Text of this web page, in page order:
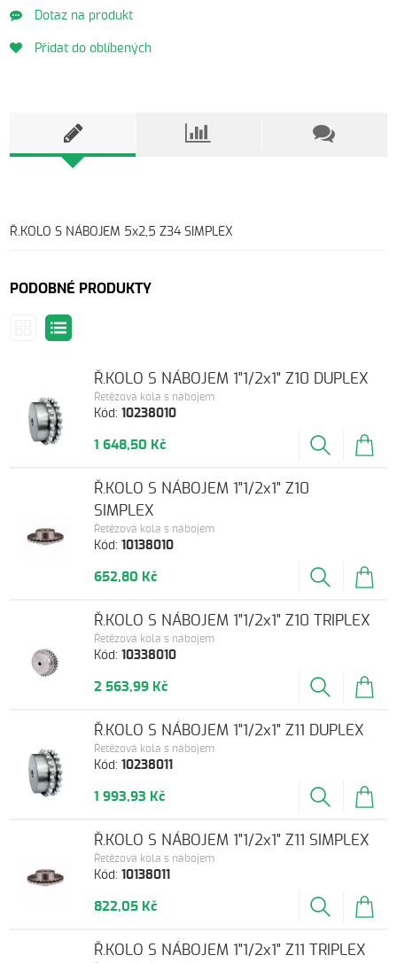
Dotaz na produkt
Přidat do oblíbených
Ř.KOLO S NÁBOJEM 5x2,5 Z34 SIMPLEX
PODOBNÉ PRODUKTY
Kód:10238010
Řetězová kola s nábojem
Ř.KOLO S NÁBOJEM 1"1/2x1" Z10 DUPLEX
1 648,50 Kč
Kód:10138010
Řetězová kola s nábojem
Ř.KOLO S NÁBOJEM 1"1/2x1" Z10
SIMPLEX
652,80 Kč
Kód:10338010
Řetězová kola s nábojem
Ř.KOLO S NÁBOJEM 1"1/2x1" Z10 TRIPLEX
2 563,99 Kč
Kód:10238011
Řetězová kola s nábojem
Ř.KOLO S NÁBOJEM 1"1/2x1" Z11 DUPLEX
1 993,93 Kč
Kód:10138011
Řetězová kola s nábojem
Ř.KOLO S NÁBOJEM 1"1/2x1" Z11 SIMPLEX
822,05 Kč
Ř.KOLO S NÁBOJEM 1"1/2x1" Z11 TRIPLEX